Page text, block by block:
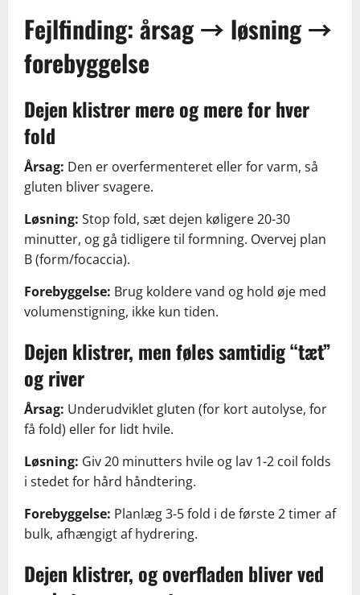
Fejlfinding: årsag → løsning →
forebyggelse
Dejen klistrer mere og mere for hver
fold
Årsag: Den er overfermenteret eller for varm, så
gluten bliver svagere.
Løsning: Stop fold, sæt dejen køligere 20-30
minutter, og gå tidligere til formning. Overvej plan
B (form/focaccia).
Forebyggelse: Brug koldere vand og hold øje med
volumenstigning, ikke kun tiden.
Dejen klistrer, men føles samtidig “tæt”
og river
Årsag: Underudviklet gluten (for kort autolyse, for
få fold) eller for lidt hvile.
Løsning: Giv 20 minutters hvile og lav 1-2 coil folds
i stedet for hård håndtering.
Forebyggelse: Planlæg 3-5 fold i de første 2 timer af
bulk, afhængigt af hydrering.
Dejen klistrer, og overfladen bliver ved